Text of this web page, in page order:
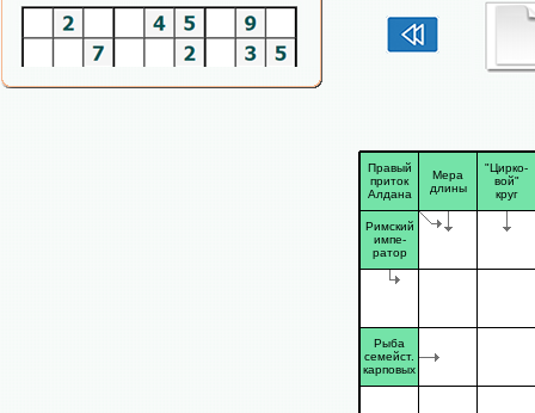
Правый
приток
Алдана
Мера
длины
"Цирко-
вой"
круг
Римский
импе-
ратор
Рыба
семейст.
карповых